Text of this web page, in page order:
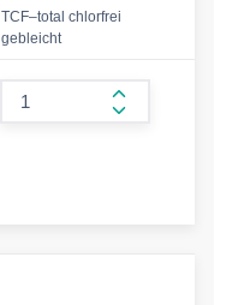
TCF–total chlorfrei
gebleicht
form.increase-